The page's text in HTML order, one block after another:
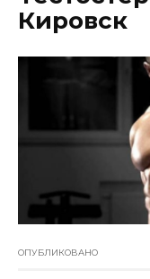
Кировск
ОПУБЛИКОВАНО